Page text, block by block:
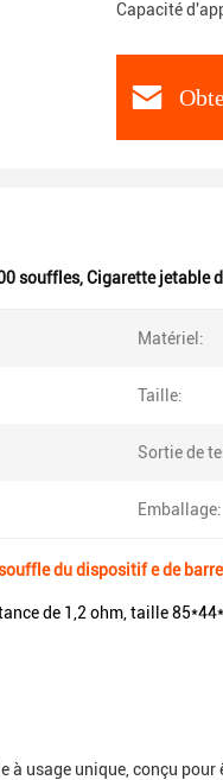
Capacité
souffles,Cigarette jetable
Matériel:
Taille:
Sortie de
Emballage:
du dispositif e de
de 1,2 ohm, taille
à usage unique, conçu